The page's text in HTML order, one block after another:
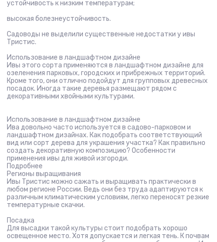
устойчивость к низким температурам;
высокая болезнеустойчивость.
Садоводы не выделили существенные недостатки у ивы
Тристис.
Использование в ландшафтном дизайне
Ивы этого сорта применяются в ландшафтном дизайне для
озеленения парковых, городских и прибрежных территорий.
Кроме того, они отлично подойдут для групповых древесных
посадок. Иногда такие деревья размещают рядом с
декоративными хвойными культурами.
Использование в ландшафтном дизайне
Ива довольно часто используется в садово-парковом и
ландшафтном дизайнах. Как подобрать соответствующий
вид или сорт дерева для украшения участка? Как правильно
создать декоративную композицию? Особенности
применения ивы для живой изгороди.
Подробнее
Регионы выращивания
Ивы Тристис можно сажать и выращивать практически в
любом регионе России. Ведь они без труда адаптируются к
различным климатическим условиям, легко переносят резкие
температурные скачки.
Посадка
Для высадки такой культуры стоит подобрать хорошо
освещенное место. Хотя допускается и легкая тень. К почвам